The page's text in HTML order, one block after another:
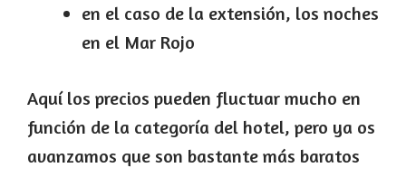
en el caso de la extensión, los noches
en el Mar Rojo
Aquí los precios pueden fluctuar mucho en
función de la categoría del hotel, pero ya os
avanzamos que son bastante más baratos